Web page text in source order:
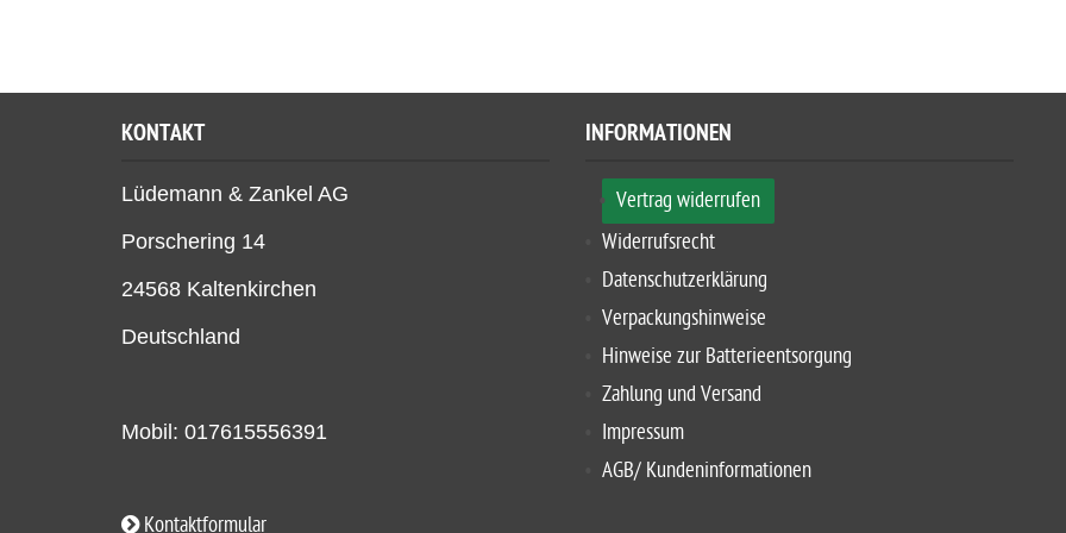
KONTAKT
Lüdemann & Zankel AG
Porschering 14
24568 Kaltenkirchen
Deutschland
Mobil: 017615556391
Kontaktformular
INFORMATIONEN
Vertrag widerrufen
Widerrufsrecht
Datenschutzerklärung
Verpackungshinweise
Hinweise zur Batterieentsorgung
Zahlung und Versand
Impressum
AGB/ Kundeninformationen